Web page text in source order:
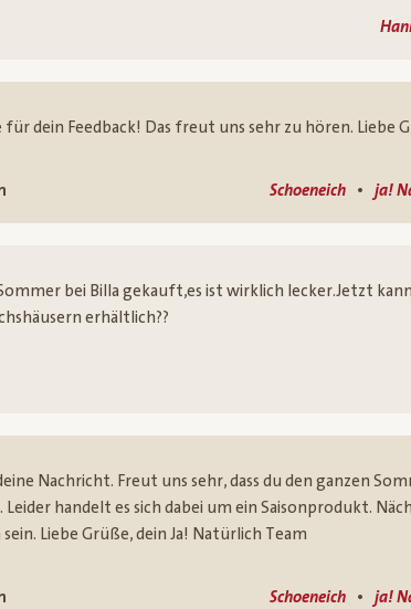
für dein Feedback! Das freut uns sehr zu hören. Liebe
Schoeneich • ja!
bei Billa gekauft,es ist wirklich lecker.Jetzt
erhältlich??
Nachricht. Freut uns sehr, dass du den ganzen
handelt es sich dabei um ein Saisonprodukt.
Liebe Grüße, dein Ja! Natürlich Team
Schoeneich • ja!